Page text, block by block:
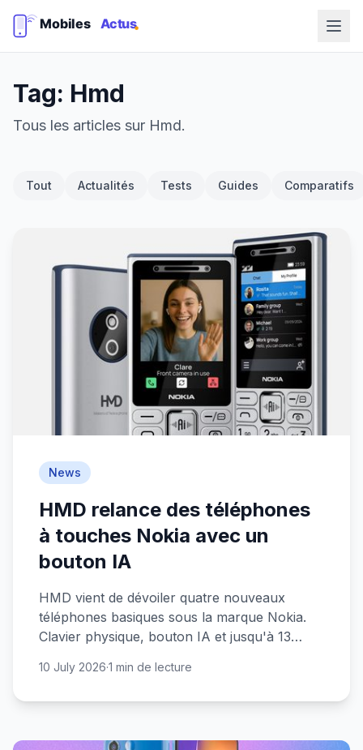
Tag: Hmd
Tous les articles sur Hmd.
Tout Actualités Tests Guides Comparatifs
News
HMD relance des téléphones
à touches Nokia avec un
bouton IA
HMD vient de dévoiler quatre nouveaux
téléphones basiques sous la marque Nokia.
Clavier physique, bouton IA et jusqu'à 13
inintéressant.
10 July 2026·1 min de lecture